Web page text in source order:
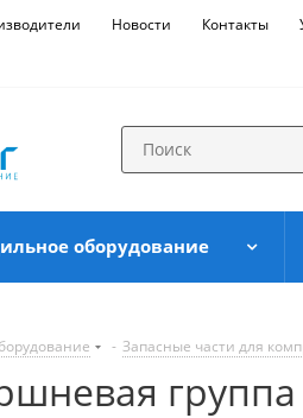
Новости Контакты
оборудование
- Запасные части для
группа